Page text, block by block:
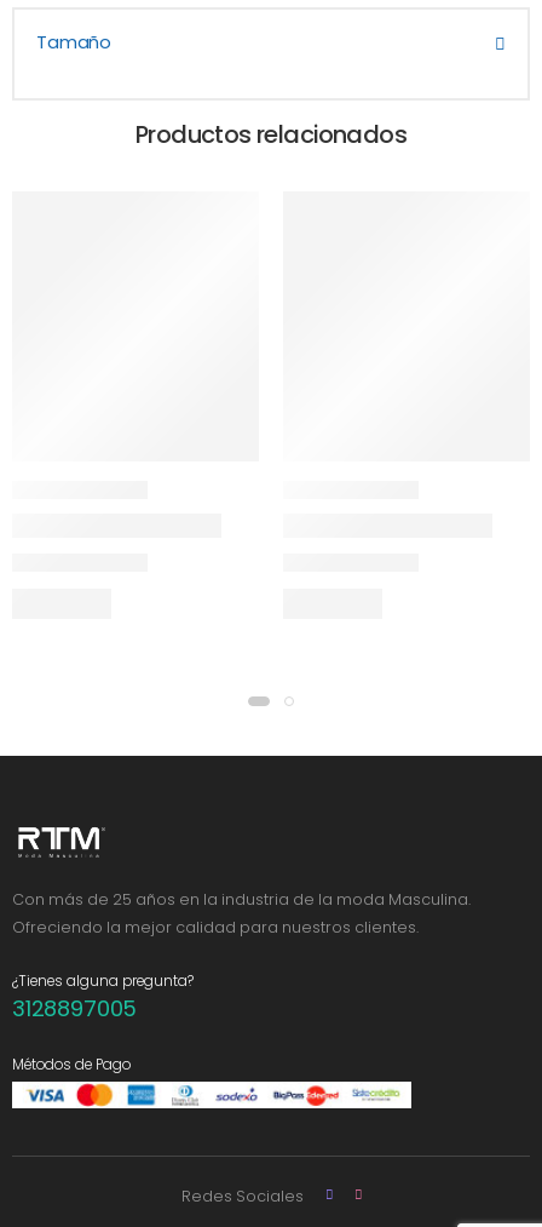
Tamaño
Productos relacionados
Con más de 25 años en la industria de la moda Masculina.
Ofreciendo la mejor calidad para nuestros clientes.
¿Tienes alguna pregunta?
3128897005
Métodos de Pago
Redes Sociales